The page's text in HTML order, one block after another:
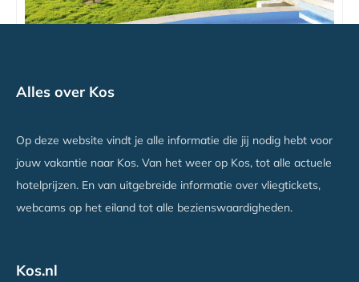
Alles over Kos
Op deze website vindt je alle informatie die jij nodig hebt voor
jouw vakantie naar Kos. Van het weer op Kos, tot alle actuele
hotelprijzen. En van uitgebreide informatie over vliegtickets,
webcams op het eiland tot alle bezienswaardigheden.
Kos.nl